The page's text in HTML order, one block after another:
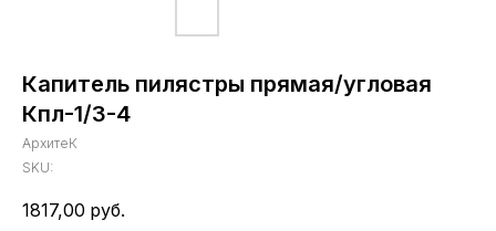
Капитель пилястры прямая/угловая
Кпл-1/3-4
АрхитеК
SKU:
1817,00 руб.